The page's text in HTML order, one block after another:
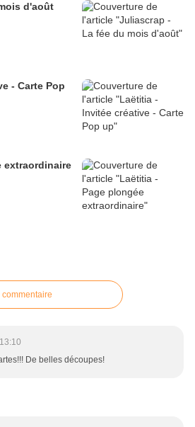
d'août
- Carte Pop
extraordinaire
De belles découpes!